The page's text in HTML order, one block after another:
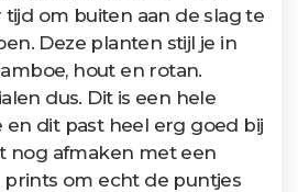
om buiten aan de slag te
Deze planten stijl je in
hout en rotan.
dus. Dit is een hele
en dit past heel erg goed bij
nog afmaken met een
prints om echt de puntjes